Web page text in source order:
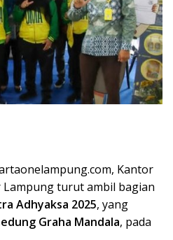
Kantor
turut ambil bagian
Adhyaksa 2025, yang
Graha Mandala, pada